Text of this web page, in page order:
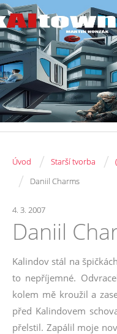
Úvod / Starší tvorba /
/ Daniil Charms
4. 3. 2007
Daniil
Kalindov stál na
to nepříjemné.
kolem mě kroužil a
před Kalindovem
přelstil. Zapálil moje